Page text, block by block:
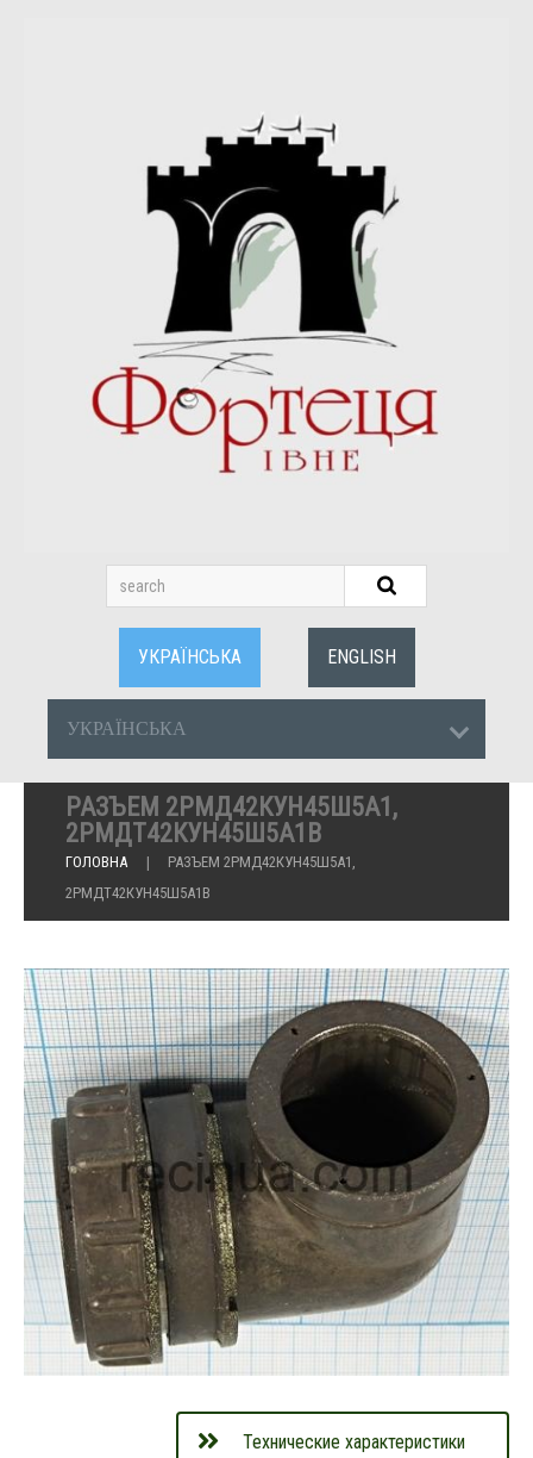
УКРАЇНСЬКА ENGLISH
УКРАЇНСЬКА
РАЗЪЕМ 2РМД42КУН45Ш5А1,
2РМДТ42КУН45Ш5А1В
ГОЛОВНА
РАЗЪЕМ 2РМД42КУН45Ш5А1,
2РМДТ42КУН45Ш5А1В
Технические характеристики